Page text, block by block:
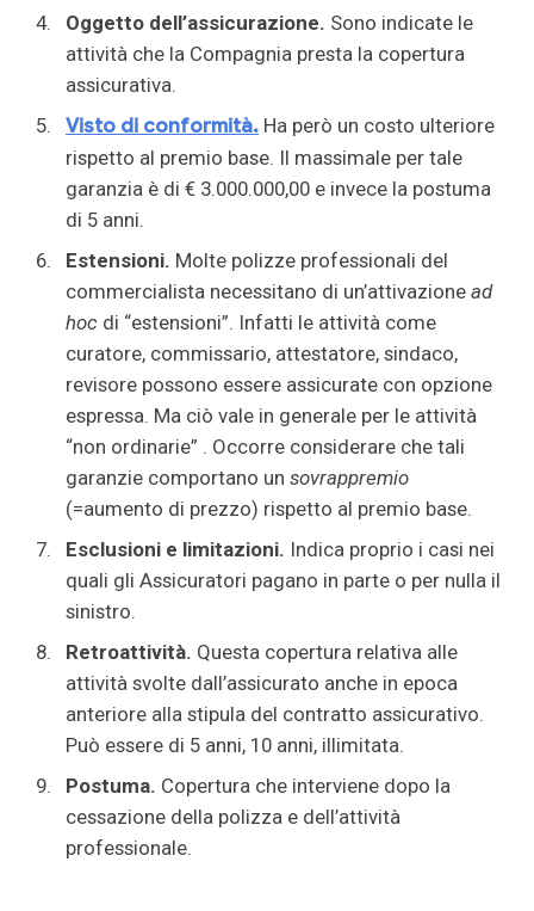
Oggetto dell’assicurazione. Sono indicate le
attività che la Compagnia presta la copertura
assicurativa.
Visto di conformità. Ha però un costo ulteriore
rispetto al premio base. Il massimale per tale
garanzia è di € 3.000.000,00 e invece la postuma
di 5 anni.
Estensioni. Molte polizze professionali del
commercialista necessitano di un’attivazione ad
hoc di “estensioni”. Infatti le attività come
curatore, commissario, attestatore, sindaco,
revisore possono essere assicurate con opzione
espressa. Ma ciò vale in generale per le attività
“non ordinarie” . Occorre considerare che tali
garanzie comportano un sovrappremio
(=aumento di prezzo) rispetto al premio base.
Esclusioni e limitazioni. Indica proprio i casi nei
quali gli Assicuratori pagano in parte o per nulla il
sinistro.
Retroattività. Questa copertura relativa alle
attività svolte dall’assicurato anche in epoca
anteriore alla stipula del contratto assicurativo.
Può essere di 5 anni, 10 anni, illimitata.
Postuma. Copertura che interviene dopo la
cessazione della polizza e dell’attività
professionale.